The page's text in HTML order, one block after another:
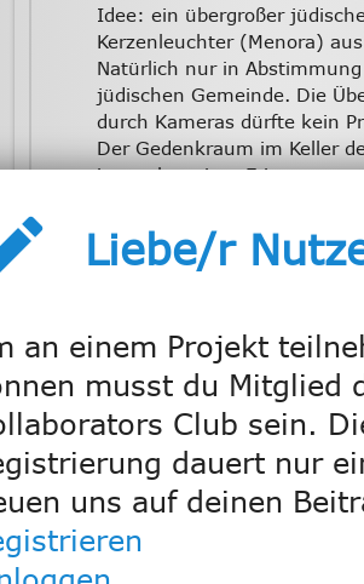
Idee: ein übergroßer
Kerzenleuchter (Menora)
Natürlich nur in
jüdischen Gemeinde. Die
durch Kameras dürfte kein
Der Gedenkraum im Keller
ist nach meiner Erinnerung
fordern, macht die Stadt
Steinwüste daraus und alles
! Bitte nicht ! Der Park ist
viele Bänke. Einmal den Weg
und gut ist es !
Taramis
Liebe/r
an einem Projekt
musst du Mitglied
Club sein.
dauert nur
uns auf deinen